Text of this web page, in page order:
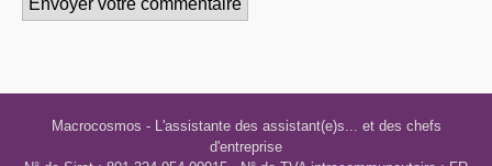
Macrocosmos - L'assistante des assistant(e)s... et des chefs
d'entreprise